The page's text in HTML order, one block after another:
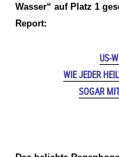
Wasser“ auf Platz 1
Report:
US-
WIE JEDER
SOGAR